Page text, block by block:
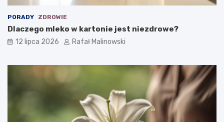
PORADY ZDROWIE
Dlaczego mleko w kartonie jest niezdrowe?
12 lipca 2026 Rafał Malinowski